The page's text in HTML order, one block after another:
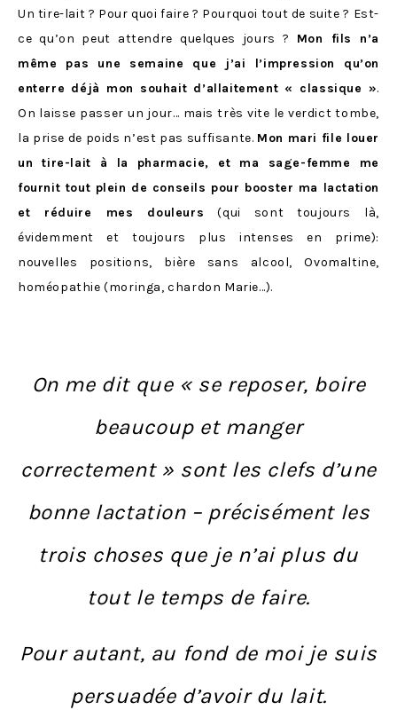
Un tire-lait ? Pour quoi faire ? Pourquoi tout de suite ? Est-
ce qu’on peut attendre quelques jours ? Mon fils n’a
même pas une semaine que j’ai l’impression qu’on
enterre déjà mon souhait d’allaitement « classique ».
On laisse passer un jour… mais très vite le verdict tombe,
la prise de poids n’est pas suffisante. Mon mari file louer
un tire-lait à la pharmacie, et ma sage-femme me
fournit tout plein de conseils pour booster ma lactation
et réduire mes douleurs (qui sont toujours là,
évidemment et toujours plus intenses en prime):
nouvelles positions, bière sans alcool, Ovomaltine,
homéopathie (moringa, chardon Marie…).
On me dit que « se reposer, boire
beaucoup et manger
correctement » sont les clefs d’une
bonne lactation – précisément les
trois choses que je n’ai plus du
tout le temps de faire.
Pour autant, au fond de moi je suis
persuadée d’avoir du lait.